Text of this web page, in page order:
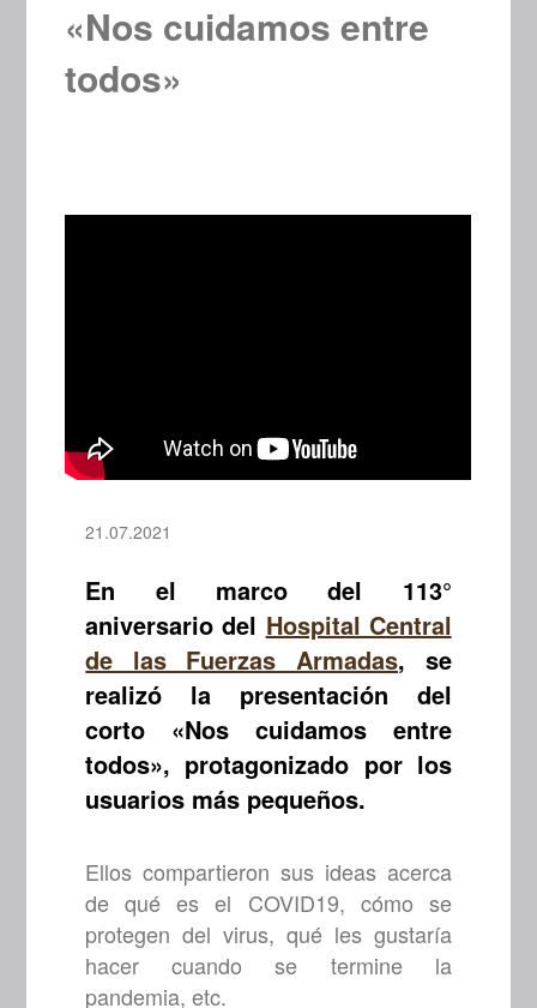
«Nos cuidamos entre
todos»
21.07.2021
En el marco del 113°
aniversario del Hospital Central
de las Fuerzas Armadas, se
realizó la presentación del
corto «Nos cuidamos entre
todos», protagonizado por los
usuarios más pequeños.
Ellos compartieron sus ideas acerca
de qué es el COVID19, cómo se
protegen del virus, qué les gustaría
hacer cuando se termine la
pandemia, etc.